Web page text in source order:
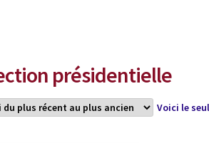
présidentielle
Voici le